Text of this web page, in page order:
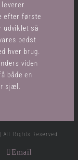
efter første
udviklet så
bedst
hver brug.
viden
både en
sjæl.
All Rights Reserved
Email